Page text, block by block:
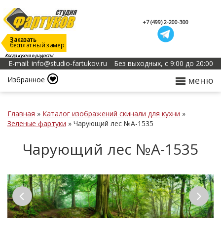
Когда кухня в радость!
Заказать
бесплатный замер
+7 (499) 2-200-300
E-mail: info@studio-fartukov.ru
Без выходных, с 9:00 до 20:00
Избранное
меню
Главная » Каталог изображений скинали для кухни »
Зеленые фартуки » Чарующий лес №А-1535
Чарующий лес №А-1535